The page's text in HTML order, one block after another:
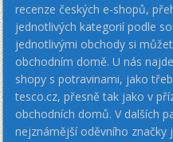
recenze českých e-shopů,
jednotlivých kategorií podle
jednotlivými obchody si
obchodním domě. U nás
shopy s potravinami, jako
tesco.cz, přesně tak jako v
obchodních domů. V dalších
nejznámější oděvního značky